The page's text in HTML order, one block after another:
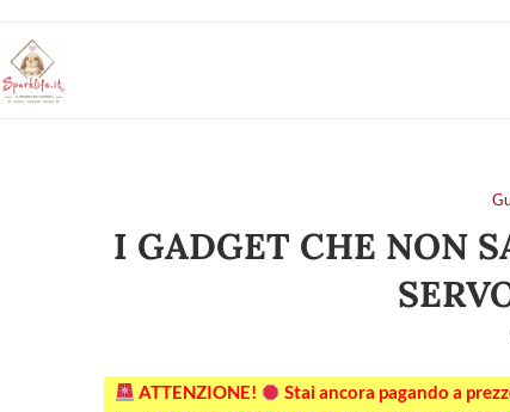
I GADGET CHE NON
ATTENZIONE! Stai ancora pagando a